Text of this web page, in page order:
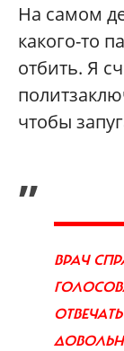
На самом
какого-то
отбить. Я
чтобы
„
ВРАЧ